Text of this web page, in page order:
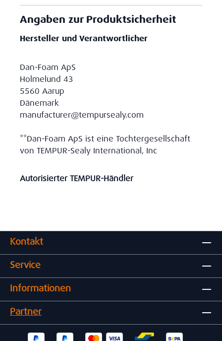
Angaben zur Produktsicherheit
Hersteller und Verantwortlicher
Dan-Foam ApS
Holmelund 43
5560 Aarup
Dänemark
manufacturer@tempursealy.com
**Dan-Foam ApS ist eine Tochtergesellschaft
von TEMPUR-Sealy International, Inc
Autorisierter TEMPUR-Händler
Kontakt
Service
Informationen
Partner